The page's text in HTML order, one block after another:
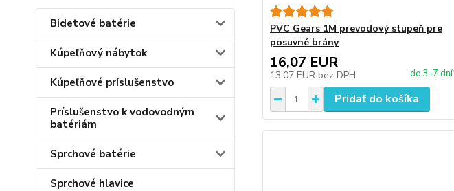
Bidetové batérie
Kúpeľňový nábytok
Kúpeľňové príslušenstvo
Príslušenstvo k vodovodným
batériám
Sprchové batérie
Sprchové hlavice
PVC Gears 1M prevodový stupeň pre
posuvné brány
16,07 EUR
13,07 EUR bez DPH do 3-7 dní
Pridať do košíka